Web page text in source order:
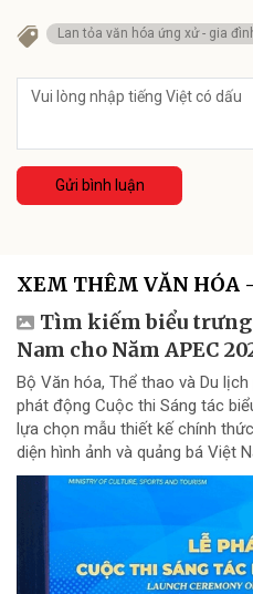
Lan tỏa văn hóa ứng xử - gia
Gửi bình luận
XEM THÊM VĂN HÓA
Tìm kiếm biểu trưng
Nam cho Năm APEC
Bộ Văn hóa, Thể thao và Du
phát động Cuộc thi Sáng tác
lựa chọn mẫu thiết kế chính
diện hình ảnh và quảng bá Việt